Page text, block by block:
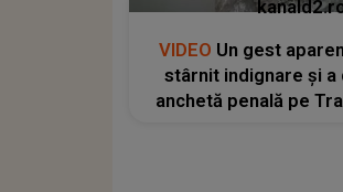
VIDEO Un gest
stârnit indignare și a
anchetă penală pe